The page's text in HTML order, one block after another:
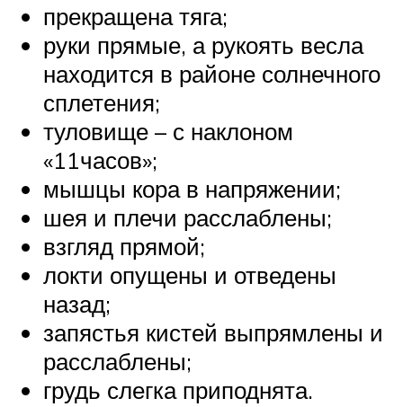
прекращена тяга;
руки прямые, а рукоять весла
находится в районе солнечного
сплетения;
туловище – с наклоном
«11часов»;
мышцы кора в напряжении;
шея и плечи расслаблены;
взгляд прямой;
локти опущены и отведены
назад;
запястья кистей выпрямлены и
расслаблены;
грудь слегка приподнята.